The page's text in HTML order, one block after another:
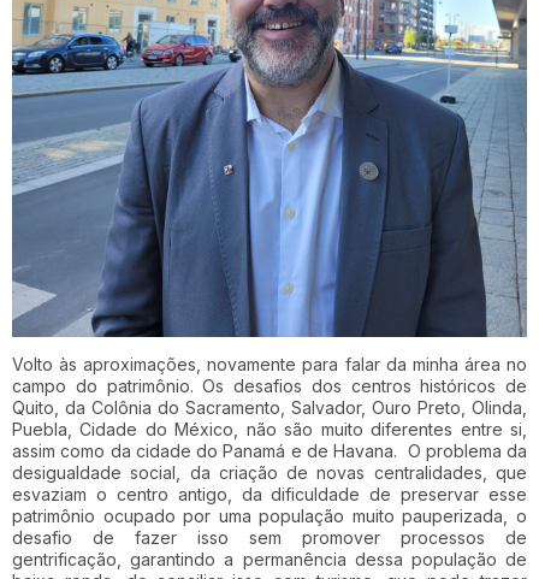
Volto às aproximações, novamente para falar da minha área no
campo do patrimônio. Os desafios dos centros históricos de
Quito, da Colônia do Sacramento, Salvador, Ouro Preto, Olinda,
Puebla, Cidade do México, não são muito diferentes entre si,
assim como da cidade do Panamá e de Havana. O problema da
desigualdade social, da criação de novas centralidades, que
esvaziam o centro antigo, da dificuldade de preservar esse
patrimônio ocupado por uma população muito pauperizada, o
desafio de fazer isso sem promover processos de
gentrificação, garantindo a permanência dessa população de